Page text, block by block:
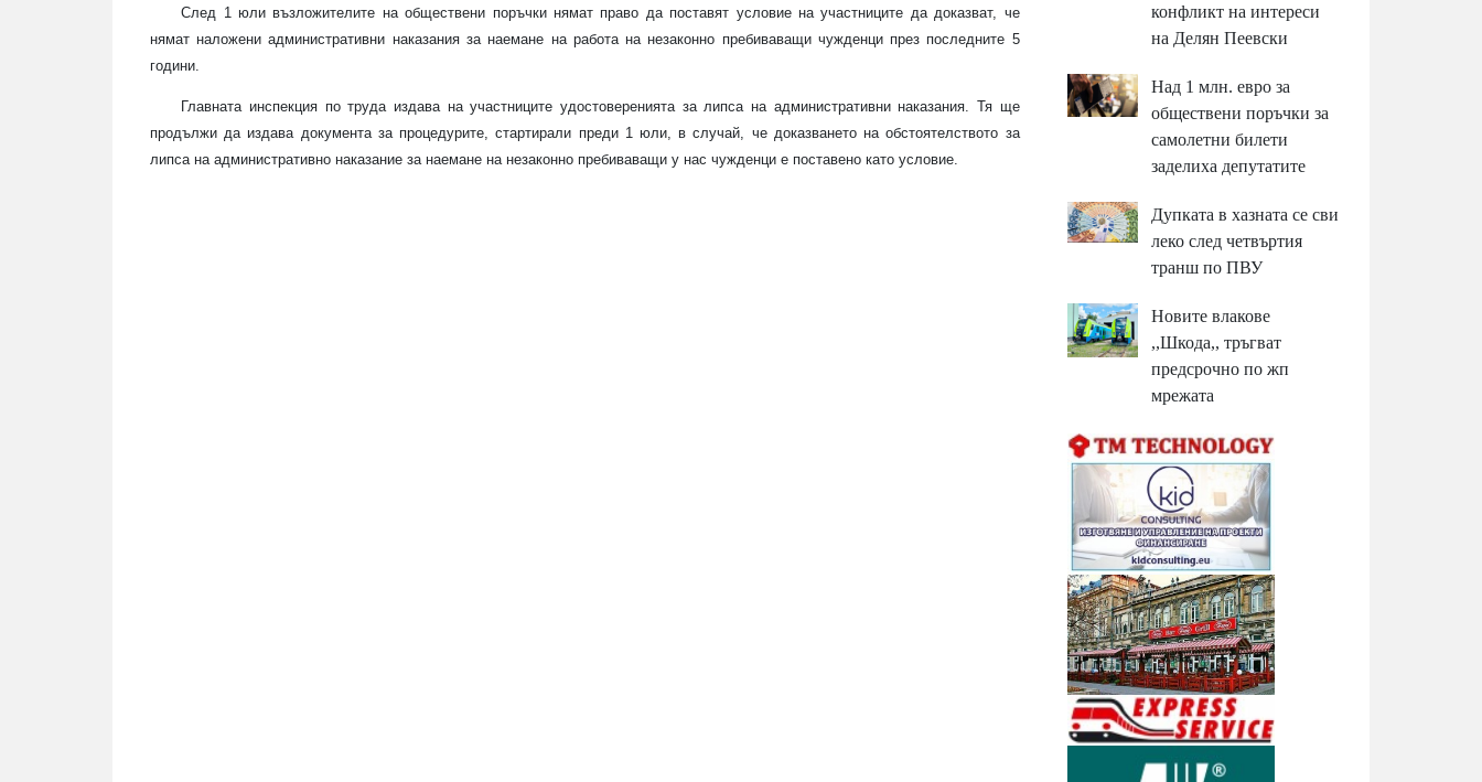
След 1 юли възложителите на обществени поръчки нямат право да поставят условие на участниците да доказват, че
нямат наложени административни наказания за наемане на работа на незаконно пребиваващи чужденци през последните 5
години.
Главната инспекция по труда издава на участниците удостоверенията за липса на административни наказания. Тя ще
продължи да издава документа за процедурите, стартирали преди 1 юли, в случай, че доказването на обстоятелството за
липса на административно наказание за наемане на незаконно пребиваващи у нас чужденци е поставено като условие.
конфликт на интереси
на Делян Пеевски
Над 1 млн. евро за
обществени поръчки за
самолетни билети
заделиха депутатите
Дупката в хазната се сви
леко след четвъртия
транш по ПВУ
Новите влакове
,,Шкода,, тръгват
предсрочно по жп
мрежата